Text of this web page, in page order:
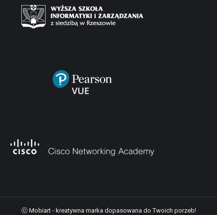
ⓒ Mobiart - kreatywna marka dopasowana do Twoich porzeb!